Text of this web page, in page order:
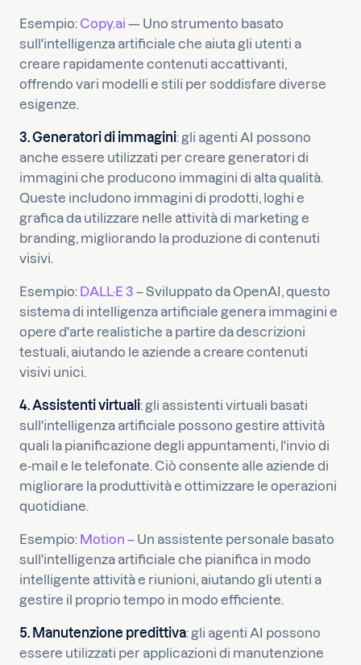
Esempio: Copy.ai — Uno strumento basato
sull'intelligenza artificiale che aiuta gli utenti a
creare rapidamente contenuti accattivanti,
offrendo vari modelli e stili per soddisfare diverse
esigenze.
3. Generatori di immagini: gli agenti AI possono
anche essere utilizzati per creare generatori di
immagini che producono immagini di alta qualità.
Queste includono immagini di prodotti, loghi e
grafica da utilizzare nelle attività di marketing e
branding, migliorando la produzione di contenuti
visivi.
Esempio: DALL·E 3 – Sviluppato da OpenAI, questo
sistema di intelligenza artificiale genera immagini e
opere d'arte realistiche a partire da descrizioni
testuali, aiutando le aziende a creare contenuti
visivi unici.
4. Assistenti virtuali: gli assistenti virtuali basati
sull'intelligenza artificiale possono gestire attività
quali la pianificazione degli appuntamenti, l'invio di
e-mail e le telefonate. Ciò consente alle aziende di
migliorare la produttività e ottimizzare le operazioni
quotidiane.
Esempio: Motion – Un assistente personale basato
sull'intelligenza artificiale che pianifica in modo
intelligente attività e riunioni, aiutando gli utenti a
gestire il proprio tempo in modo efficiente.
5. Manutenzione predittiva: gli agenti AI possono
essere utilizzati per applicazioni di manutenzione